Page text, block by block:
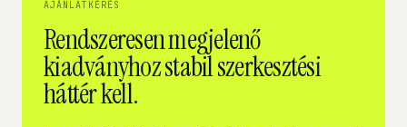
AJÁNLATKÉRÉS
Rendszeresen megjelenő
kiadványhoz stabil szerkesztési
háttér kell.